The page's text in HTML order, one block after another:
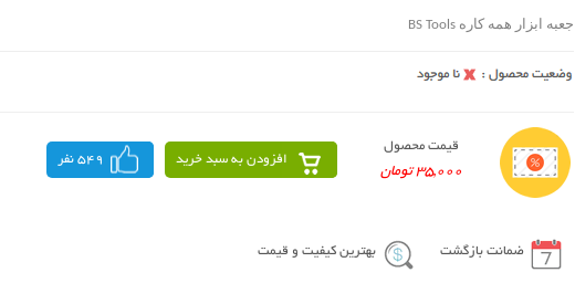
جعبه ابزار همه کاره BS Tools
قیمت محصول
35,000 تومان
افزودن به سبد خرید 549 نفر
ضمانت بازگشت بهترین کیفیت و قیمت